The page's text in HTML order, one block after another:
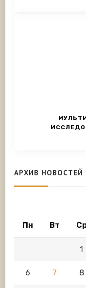
АРХИВ НОВОСТЕЙ
Пн Вт
1
6 7 8